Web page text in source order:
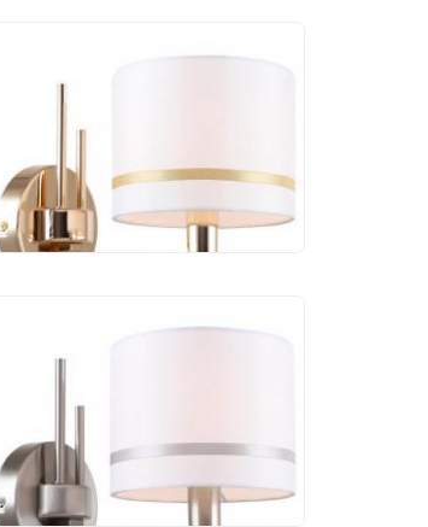
Бра Stilfort Chart
1045/03/01W
4 882 руб.
Бра Stilfort Chart
1045/11/01W
4 975 руб.